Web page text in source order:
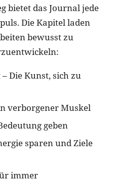
bietet das Journal jede
Die Kapitel laden
bewusst zu
Die Kunst, sich zu
verborgener Muskel
geben
sparen und Ziele
immer